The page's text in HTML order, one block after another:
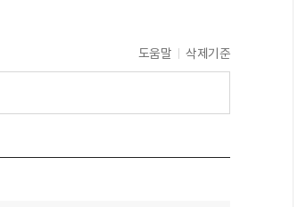
도움말 삭제기준